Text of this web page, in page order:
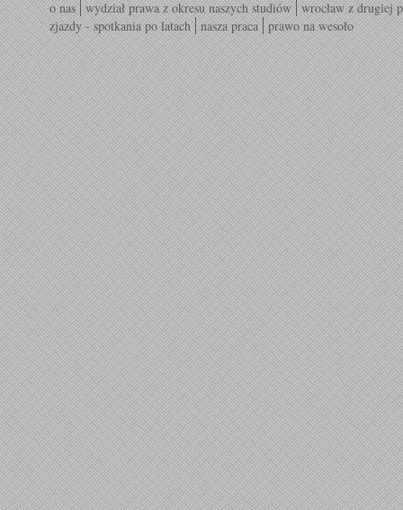
o nas wydział prawa z okresu naszych studiów wrocław z drugiej
zjazdy - spotkania po latach nasza praca prawo na wesoło